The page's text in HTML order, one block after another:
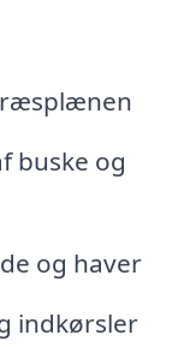
buske og
og haver
indkørsler